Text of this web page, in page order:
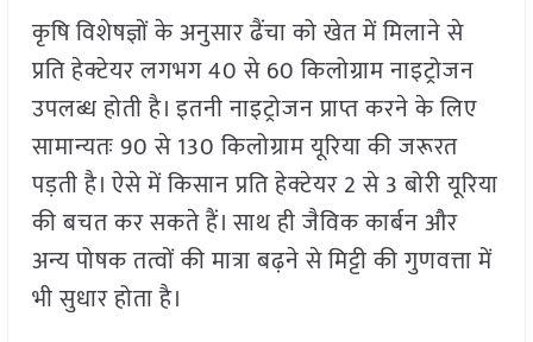
कृषि विशेषज्ञों के अनुसार ढैंचा को खेत में मिलाने से
प्रति हेक्टेयर लगभग 40 से 60 किलोग्राम नाइट्रोजन
उपलब्ध होती है। इतनी नाइट्रोजन प्राप्त करने के लिए
सामान्यतः 90 से 130 किलोग्राम यूरिया की जरूरत
पड़ती है। ऐसे में किसान प्रति हेक्टेयर 2 से 3 बोरी यूरिया
की बचत कर सकते हैं। साथ ही जैविक कार्बन और
अन्य पोषक तत्वों की मात्रा बढ़ने से मिट्टी की गुणवत्ता में
भी सुधार होता है।